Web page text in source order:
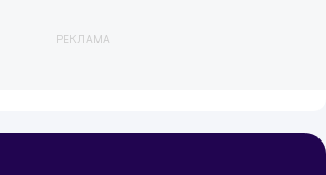
РЕКЛАМА